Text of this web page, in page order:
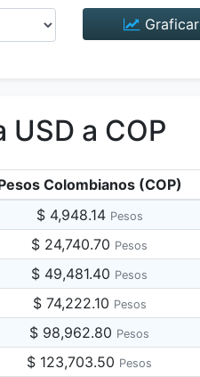
Graficar
USD a COP
Colombianos (COP)
$ 4,948.14 Pesos
$ 24,740.70 Pesos
$ 49,481.40 Pesos
$ 74,222.10 Pesos
$ 98,962.80 Pesos
$ 123,703.50 Pesos